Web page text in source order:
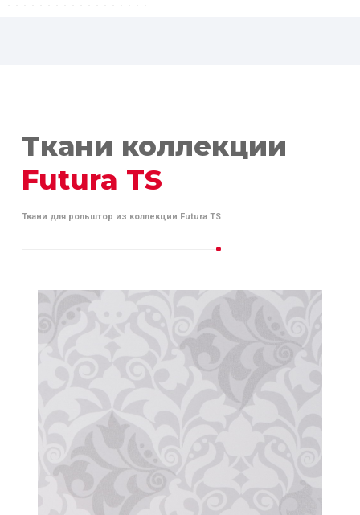
Ткани коллекции
Futura TS
Ткани для рольштор из коллекции Futura TS